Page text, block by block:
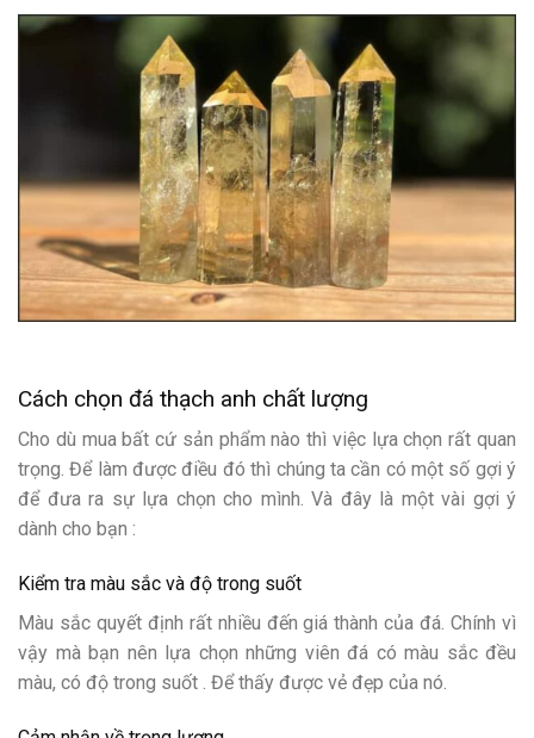
Cách chọn đá thạch anh chất lượng
Cho dù mua bất cứ sản phẩm nào thì việc lựa chọn rất quan
trọng. Để làm được điều đó thì chúng ta cần có một số gợi ý
để đưa ra sự lựa chọn cho mình. Và đây là một vài gợi ý
dành cho bạn :
Kiểm tra màu sắc và độ trong suốt
Màu sắc quyết định rất nhiều đến giá thành của đá. Chính vì
vậy mà bạn nên lựa chọn những viên đá có màu sắc đều
màu, có độ trong suốt . Để thấy được vẻ đẹp của nó.